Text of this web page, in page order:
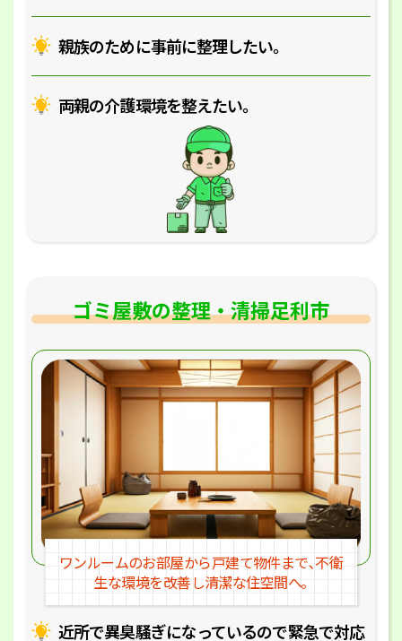
親族のために事前に整理したい｡
両親の介護環境を整えたい｡
ゴミ屋敷の整理・清掃足利市
近所で異臭騒ぎになっているので緊急で対応
ワンルームのお部屋から戸建て物件まで､不衛
生な環境を改善し清潔な住空間へ｡